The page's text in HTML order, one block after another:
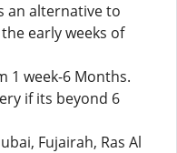
an alternative to
early weeks of
1 week-6 Months.
if its beyond 6
Fujairah, Ras Al